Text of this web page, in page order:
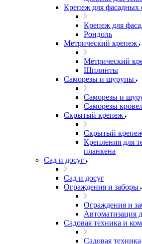
Крепеж для фасадных
Крепеж для
Рондоль
Метрический крепеж
Метрический
Шплинты
Саморезы и шурупы
Саморезы и
Саморезы
Скрытый крепеж
Скрытый
Крепления для
планкена
Сад и досуг
Сад и досуг
Ограждения и заборы
Ограждения и
Автоматизация
Садовая техника и
Садовая